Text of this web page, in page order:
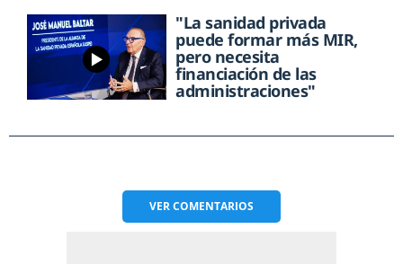
"La sanidad privada
puede formar más MIR,
pero necesita
financiación de las
administraciones"
VERCOMENTARIOS